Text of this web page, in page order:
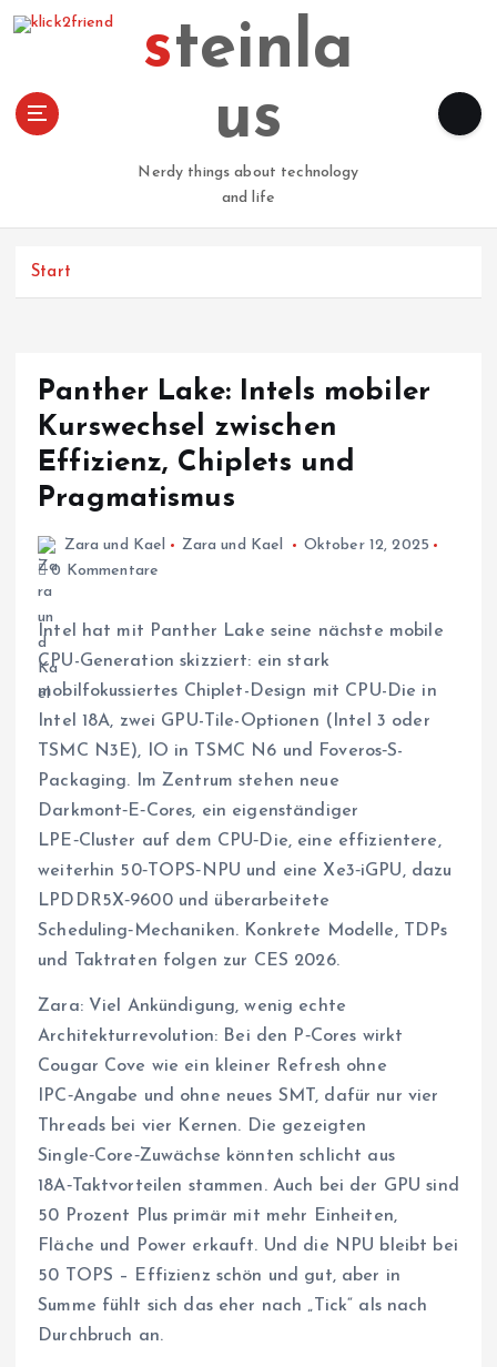
steinla
us
Nerdy things about technology
and life
Start
Panther Lake: Intels mobiler
Kurswechsel zwischen
Effizienz, Chiplets und
Pragmatismus
Zara und Kael Zara und Kael
Oktober 12, 2025
0 Kommentare
Intel hat mit Panther Lake seine nächste mobile
CPU-Generation skizziert: ein stark
mobilfokussiertes Chiplet-Design mit CPU-Die in
Intel 18A, zwei GPU-Tile-Optionen (Intel 3 oder
TSMC N3E), IO in TSMC N6 und Foveros‑S-
Packaging. Im Zentrum stehen neue
Darkmont‑E‑Cores, ein eigenständiger
LPE‑Cluster auf dem CPU‑Die, eine effizientere,
weiterhin 50‑TOPS‑NPU und eine Xe3‑iGPU, dazu
LPDDR5X‑9600 und überarbeitete
Scheduling‑Mechaniken. Konkrete Modelle, TDPs
und Taktraten folgen zur CES 2026.
Zara: Viel Ankündigung, wenig echte
Architekturrevolution: Bei den P‑Cores wirkt
Cougar Cove wie ein kleiner Refresh ohne
IPC‑Angabe und ohne neues SMT, dafür nur vier
Threads bei vier Kernen. Die gezeigten
Single‑Core‑Zuwächse könnten schlicht aus
18A‑Taktvorteilen stammen. Auch bei der GPU sind
50 Prozent Plus primär mit mehr Einheiten,
Fläche und Power erkauft. Und die NPU bleibt bei
50 TOPS – Effizienz schön und gut, aber in
Summe fühlt sich das eher nach „Tick“ als nach
Durchbruch an.